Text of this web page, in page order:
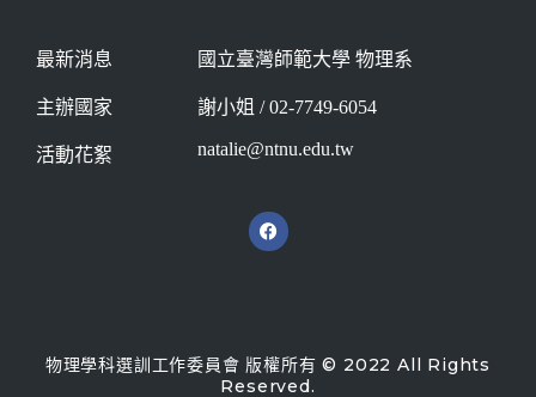
最新消息
主辦國家
活動花絮
國立臺灣師範大學 物理系
謝小姐 / 02-7749-6054
natalie@ntnu.edu.tw
物理學科選訓工作委員會 版權所有 © 2022 All Rights
Reserved.